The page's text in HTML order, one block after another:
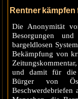
Rentner kämpfen
Die Anonymität
Besorgungen
bargeldlosen
Bekämpfung von
und damit für die
Bürger von
Beschwerdebriefen